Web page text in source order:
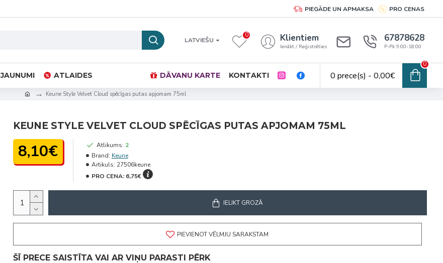
PIEGĀDE UN APMAKSA PRO CENAS
LATVIEŠU
0 Klientiem
Ienākt / Reģistrēties
67878628
P-Pk 9:00-18:00
JAUNUMI ATLAIDES DĀVANU KARTE KONTAKTI 0 prece(s) - 0,00€
0
Keune Style Velvet Cloud spēcīgas putas apjomam 75ml
KEUNE STYLE VELVET CLOUD SPĒCĪGAS PUTAS APJOMAM 75ML
8,10€ Atlikums: 2
Brand: Keune
Artikuls: 27506keune
PRO CENA: 6,75€
IELIKT GROZĀ
PIEVIENOT VĒLMJU SARAKSTAM
ŠĪ PRECE SAISTĪTA VAI AR VIŅU PARASTI PĒRK